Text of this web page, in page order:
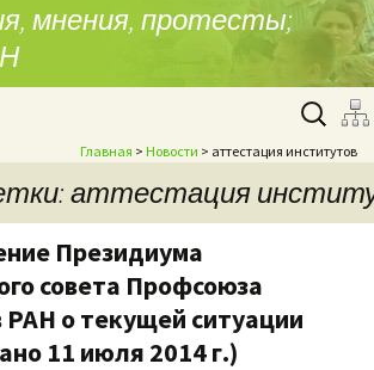
мнения, протесты;
Найти:
Главная > Новости > аттестация институтов
аттестация
Президиума
совета Профсоюза
РАН о текущей ситуации
11 июля 2014 г.)